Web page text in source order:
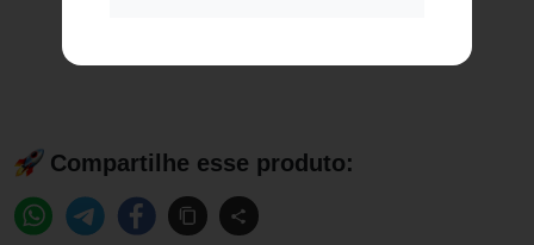
Compartilhe esse produto: